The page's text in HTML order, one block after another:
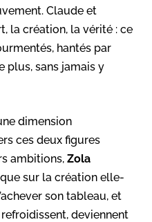
Claude et
la création, la vérité : ce
hantés par
plus, sans jamais y
dimension
ces deux figures
ambitions, Zola
sur la création elle-
son tableau, et
deviennent